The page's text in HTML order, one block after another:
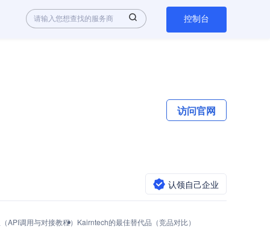
控制台
访问官网
认领自己企业
API调用与对接教程） Kairntech的最佳替代品（竞品对比）